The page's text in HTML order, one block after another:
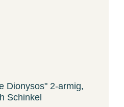
Dionysos" 2-armig,
Schinkel